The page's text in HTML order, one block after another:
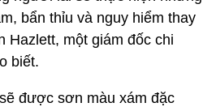
bẩn thỉu và nguy hiểm thay
Hazlett, một giám đốc chi
biết.
được sơn màu xám đặc